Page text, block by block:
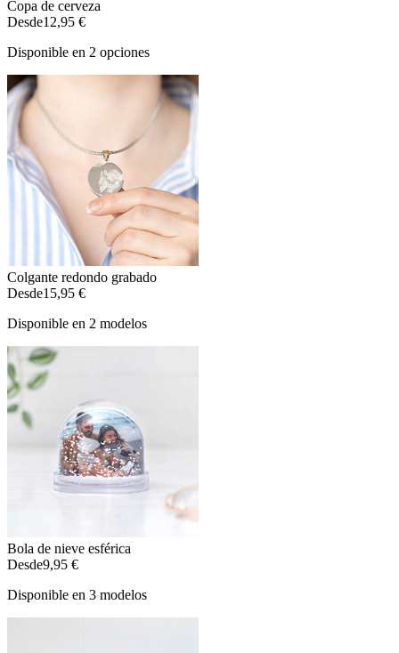
Copa de cerveza
Desde12,95 €
Disponible en 2 opciones
Colgante redondo grabado
Desde15,95 €
Disponible en 2 modelos
Bola de nieve esférica
Desde9,95 €
Disponible en 3 modelos